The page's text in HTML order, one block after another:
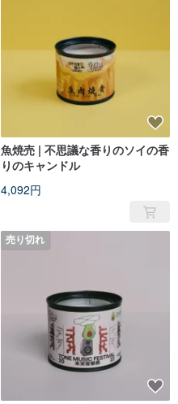
魚焼売 | 不思議な香りのソイの香
りのキャンドル
4,092円
売り切れ